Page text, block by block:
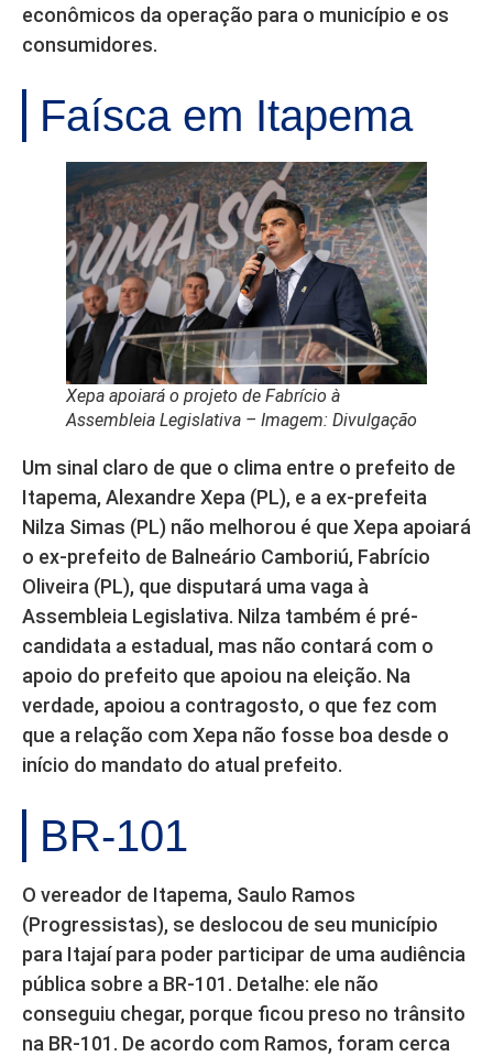
econômicos da operação para o município e os
consumidores.
Faísca em Itapema
Xepa apoiará o projeto de Fabrício à
Assembleia Legislativa – Imagem: Divulgação
Um sinal claro de que o clima entre o prefeito de
Itapema, Alexandre Xepa (PL), e a ex-prefeita
Nilza Simas (PL) não melhorou é que Xepa apoiará
o ex-prefeito de Balneário Camboriú, Fabrício
Oliveira (PL), que disputará uma vaga à
Assembleia Legislativa. Nilza também é pré-
candidata a estadual, mas não contará com o
apoio do prefeito que apoiou na eleição. Na
verdade, apoiou a contragosto, o que fez com
que a relação com Xepa não fosse boa desde o
início do mandato do atual prefeito.
BR-101
O vereador de Itapema, Saulo Ramos
(Progressistas), se deslocou de seu município
para Itajaí para poder participar de uma audiência
pública sobre a BR-101. Detalhe: ele não
conseguiu chegar, porque ficou preso no trânsito
na BR-101. De acordo com Ramos, foram cerca